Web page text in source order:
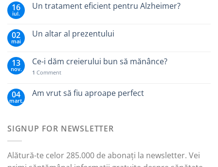
16
iul.
Un tratament eficient pentru Alzheimer?
02
mai
Un altar al prezentului
13
nov.
Ce-i dăm creierului bun să mănânce?
1 Comment
04
mart.
Am vrut să fiu aproape perfect
SIGNUP FOR NEWSLETTER
Alătură-te celor 285.000 de abonați la newsletter. Vei